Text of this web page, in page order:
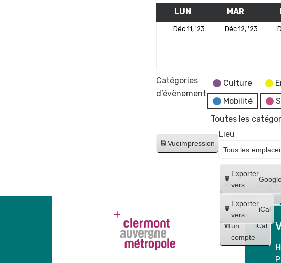
LUN MARMARDI
Déc 11, '23 Déc 12, '23
Catégories
d’évènement
Culture
Mobilité
Toutes les
Vueimpression
Créer
un
compte
Google
Créer
un
compte
iCal
Exporter
vers
Exporter
vers
iCal
Lieu